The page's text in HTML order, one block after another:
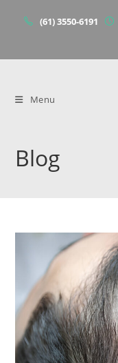
(61) 3550-6191
Menu
Blog